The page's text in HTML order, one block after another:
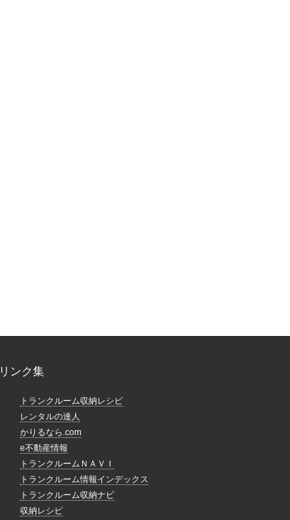
リンク集
トランクルーム収納レシピ
レンタルの達人
かりるなら.com
e不動産情報
トランクルームＮＡＶＩ
トランクルーム情報インデックス
トランクルーム収納ナビ
収納レシピ